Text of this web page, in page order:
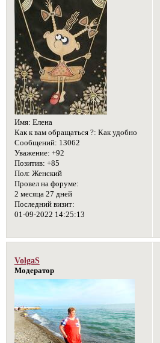
Имя: Елена
Как к вам обращаться ?: Как удобно
Сообщений: 13062
Уважение: +92
Позитив: +85
Пол: Женский
Провел на форуме:
2 месяца 27 дней
Последний визит:
01-09-2022 14:25:13
VolgaS
Модератор